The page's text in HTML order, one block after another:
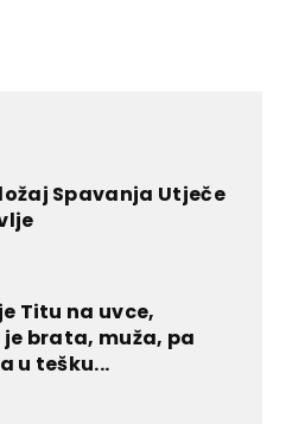
Spavanja Utječe
Titu na uvce,
brata, muža, pa
u tešku...